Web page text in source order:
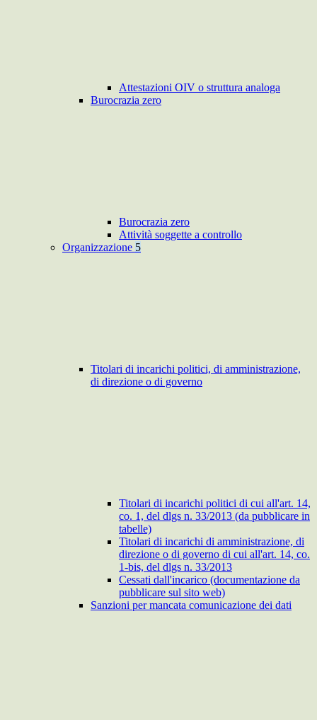
Attestazioni OIV o struttura analoga
Burocrazia zero
Burocrazia zero
Attività soggette a controllo
Organizzazione 5
Titolari di incarichi politici, di amministrazione,
di direzione o di governo
Titolari di incarichi politici di cui all'art. 14,
co. 1, del dlgs n. 33/2013 (da pubblicare in
tabelle)
Titolari di incarichi di amministrazione, di
direzione o di governo di cui all'art. 14, co.
1-bis, del dlgs n. 33/2013
Cessati dall'incarico (documentazione da
pubblicare sul sito web)
Sanzioni per mancata comunicazione dei dati